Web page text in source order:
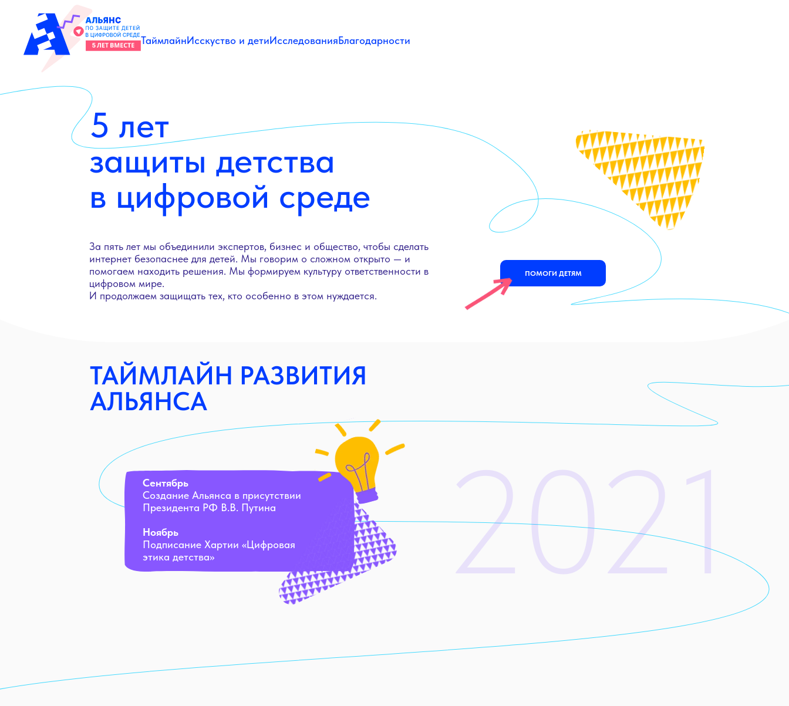
ТаймлайнИсскуство и детиИсследованияБлагодарности
5 лет
защиты детства
в цифровой среде
За пять лет мы объединили экспертов, бизнес и общество, чтобы сделать
интернет безопаснее для детей. Мы говорим о сложном открыто — и
помогаем находить решения. Мы формируем культуру ответственности в
цифровом мире.
И продолжаем защищать тех, кто особенно в этом нуждается.
ПОМОГИ ДЕТЯМ
2021
ТАЙМЛАЙН РАЗВИТИЯ
АЛЬЯНСА
Сентябрь
Создание Альянса в присутствии
Президента РФ В.В. Путина
Ноябрь
Подписание Хартии «Цифровая
этика детства»